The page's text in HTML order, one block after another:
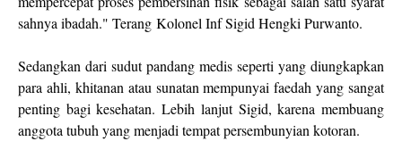
sahnya ibadah." Terang Kolonel Inf Sigid Hengki Purwanto.
Sedangkan dari sudut pandang medis seperti yang diungkapkan
para ahli, khitanan atau sunatan mempunyai faedah yang sangat
penting bagi kesehatan. Lebih lanjut Sigid, karena membuang
anggota tubuh yang menjadi tempat persembunyian kotoran.